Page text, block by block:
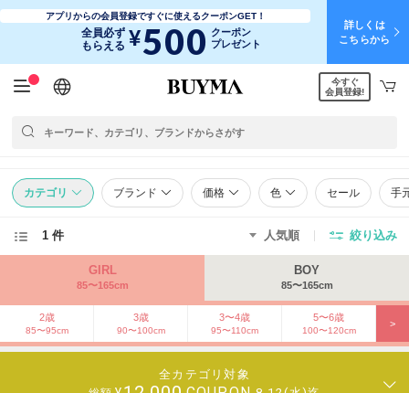
アプリからの会員登録ですぐに使えるクーポンGET！
全員必ず
もらえる ¥500 クーポン
プレゼント
詳しくは
こちらから
日本語
English
简体中文
繁體中文
今すぐ
会員登録!
カテゴリ ブランド 価格 色 セール 手
1 件 人気順 絞り込み
GIRL
85〜165cm
BOY
85〜165cm
2歳
85〜95cm
3歳
90〜100cm
3〜4歳
95〜110cm
5〜6歳
100〜120cm
>
全カテゴリ対象